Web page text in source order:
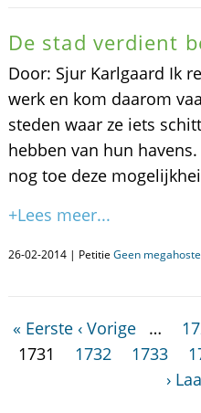
De stad verdient
Door: Sjur Karlgaard Ik
werk en kom daarom
steden waar ze iets
hebben van hun
nog toe deze
+Lees meer...
26-02-2014 | Petitie Geen
« Eerste ‹ Vorige …
1731
1732 1733
›